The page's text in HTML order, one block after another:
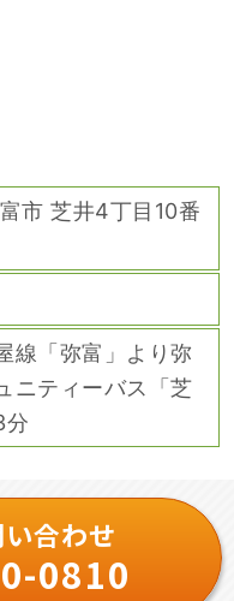
市 芝井4丁目10番
線「弥富」より弥
ニティーバス「芝
分
合わせ
0810